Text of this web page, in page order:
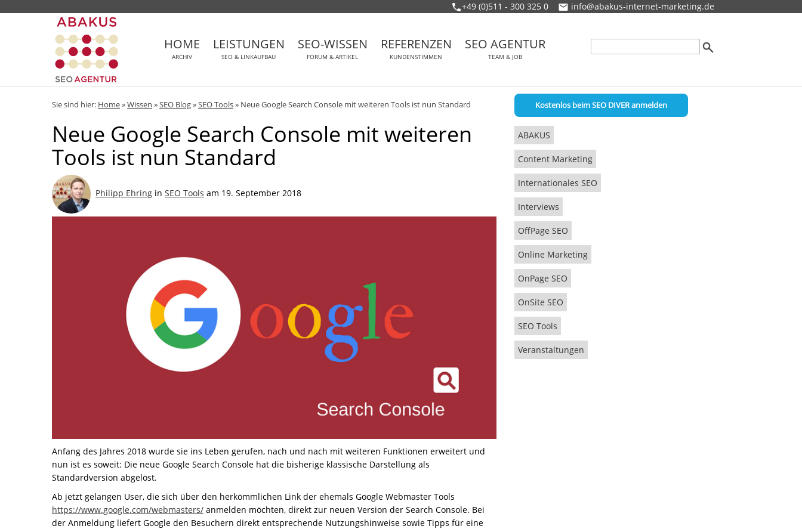
+49 (0)511 - 300 325 0 info@abakus-internet-marketing.de
HOME
ARCHIV
LEISTUNGEN
SEO & LINKAUFBAU
SEO-WISSEN
FORUM & ARTIKEL
REFERENZEN
KUNDENSTIMMEN
SEO AGENTUR
TEAM & JOB
Sie sind hier: Home»Wissen »SEO Blog»SEO Tools» Neue Google Search Console mit weiteren Tools ist nun Standard
Neue Google Search Console mit weiteren
Tools ist nun Standard
Philipp Ehring in SEO Tools am 19. September 2018
Anfang des Jahres 2018 wurde sie ins Leben gerufen, nach und nach mit weiteren Funktionen erweitert und
nun ist es soweit: Die neue Google Search Console hat die bisherige klassische Darstellung als
Standardversion abgelöst.
Ab jetzt gelangen User, die sich über den herkömmlichen Link der ehemals Google Webmaster Tools
https://www.google.com/webmasters/ anmelden möchten, direkt zur neuen Version der Search Console. Bei
der Anmeldung liefert Google den Besuchern direkt entsprechende Nutzungshinweise sowie Tipps für eine
Kostenlos beim SEO DIVER anmelden
ABAKUS
Content Marketing
Internationales SEO
Interviews
OffPage SEO
Online Marketing
OnPage SEO
OnSite SEO
SEO Tools
Veranstaltungen